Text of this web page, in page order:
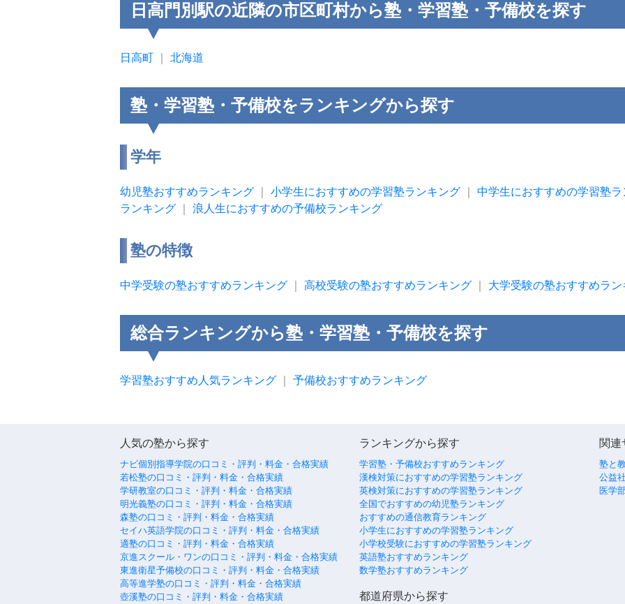
日高門別駅の近隣の市区町村から塾・学習塾・予備校を探す
日高町 北海道
塾・学習塾・予備校をランキングから探す
学年
幼児塾おすすめランキング 小学生におすすめの学習塾ランキング
中学生におすすめの学習塾ラ
ランキング
浪人生におすすめの予備校ランキング
塾の特徴
中学受験の塾おすすめランキング 高校受験の塾おすすめランキング 大学受験の塾おすすめラン
総合ランキングから塾・学習塾・予備校を探す
学習塾おすすめ人気ランキング 予備校おすすめランキング
人気の塾から探す
ナビ個別指導学院の口コミ・評判・料金・合格実績
若松塾の口コミ・評判・料金・合格実績
学研教室の口コミ・評判・料金・合格実績
明光義塾の口コミ・評判・料金・合格実績
森塾の口コミ・評判・料金・合格実績
セイハ英語学院の口コミ・評判・料金・合格実績
適塾の口コミ・評判・料金・合格実績
京進スクール・ワンの口コミ・評判・料金・合格実績
東進衛星予備校の口コミ・評判・料金・合格実績
高等進学塾の口コミ・評判・料金・合格実績
壺溪塾の口コミ・評判・料金・合格実績
ランキングから探す
学習塾・予備校おすすめランキング
漢検対策におすすめの学習塾ランキング
英検対策におすすめの学習塾ランキング
全国でおすすめの幼児塾ランキング
おすすめの通信教育ランキング
小学生におすすめの学習塾ランキング
小学校受験におすすめの学習塾ランキング
英語塾おすすめランキング
数学塾おすすめランキング
都道府県から探す
関連
塾と
公益
医学